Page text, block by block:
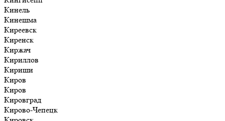
Кинель
Кинешма
Киреевск
Киренск
Киржач
Кириллов
Кириши
Киров
Киров
Кировград
Кирово-Чепецк